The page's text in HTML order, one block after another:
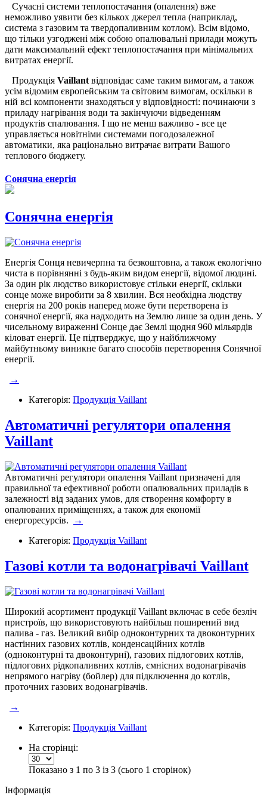
Сучасні системи теплопостачання (опалення) вже
неможливо уявити без кількох джерел тепла (наприклад,
система з газовим та твердопаливним котлом). Всім відомо,
що тільки узгоджені між собою опалювальні прилади можуть
дати максимальний ефект теплопостачання при мінімальних
витратах енергії.
Продукція Vaillant відповідає саме таким вимогам, а також
усім відомим європейським та світовим вимогам, оскільки в
ній всі компоненти знаходяться у відповідності: починаючи з
приладу нагрівання води та закінчуючи відведенням
продуктів спалювання. І що не менш важливо - все це
управляється новітніми системами погодозалежної
автоматики, яка раціонально витрачає витрати Вашого
теплового бюджету.
Сонячна енергія
Сонячна енергія
Енергія Сонця невичерпна та безкоштовна, а також екологічно
чиста в порівнянні з будь-яким видом енергії, відомої людині.
За один рік людство використовує стільки енергії, скільки
сонце може виробити за 8 хвилин. Вся необхідна людству
енергія на 200 років наперед може бути перетворена із
сонячної енергії, яка надходить на Землю лише за один день. У
чисельному вираженні Сонце дає Землі щодня 960 мільярдів
кіловат енергії. Це підтверджує, що у найближчому
майбутньому виникне багато способів перетворення Сонячної
енергії.
→
Категорія: Продукція Vaillant
Автоматичні регулятори опалення
Vaillant
Автоматичні регулятори опалення Vaillant призначені для
правильної та ефективної роботи опалювальних приладів в
залежності від заданих умов, для створення комфорту в
опалюваних приміщеннях, а також для економії
енергоресурсів.
→
Категорія: Продукція Vaillant
Газові котли та водонагрівачі Vaillant
Широкий асортимент продукції Vaillant включає в себе безліч
пристроїв, що використовують найбільш поширений вид
палива - газ. Великий вибір одноконтурних та двоконтурних
настінних газових котлів, конденсаційних котлів
(одноконтурні та двоконтурні), газових підлогових котлів,
підлогових рідкопаливних котлів, ємнісних водонагрівачів
непрямого нагріву (бойлер) для підключення до котлів,
проточних газових водонагрівачів.
→
Категорія: Продукція Vaillant
На сторінці:
Показано з 1 по 3 із 3 (сього 1 сторінок)
Інформація